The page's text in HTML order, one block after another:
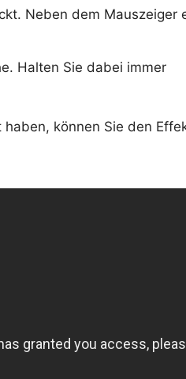
Neben dem Mauszeiger
Halten Sie dabei immer
können Sie den